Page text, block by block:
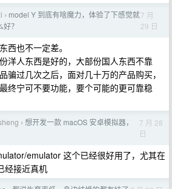
› model Y 到底有啥魔力，体验了下感觉就
？
7 月
29 日
西也不一定差。
洋人东西是好的，大部份国人东西不靠
骗过几次之后，面对几十万的产品购买，
终宁可不要功能，要个可能的更可靠稳
› 想开发一款 macOS 安卓模拟器，
7 月 28
日
emulator 这个已经很好用了，尤其在
经接近真机